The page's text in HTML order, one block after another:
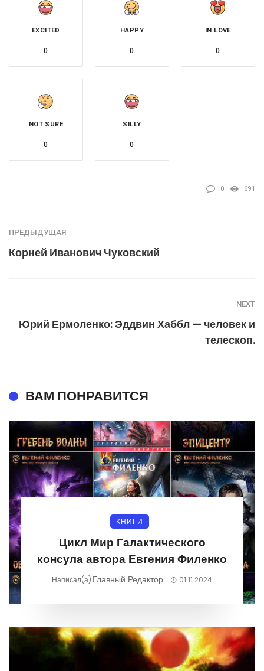
EXCITED
0
HAPPY
0
IN LOVE
0
NOT SURE
0
SILLY
0
0 691
ПРЕДЫДУЩАЯ
Корней Иванович Чуковский
NEXT
Юрий Ермоленко: Эддвин Хаббл — человек и
телескоп.
ВАМ ПОНРАВИТСЯ
КНИГИ
Цикл Мир Галактического
консула автора Евгения Филенко
Написал(а) Главный Редактор 01.11.2024